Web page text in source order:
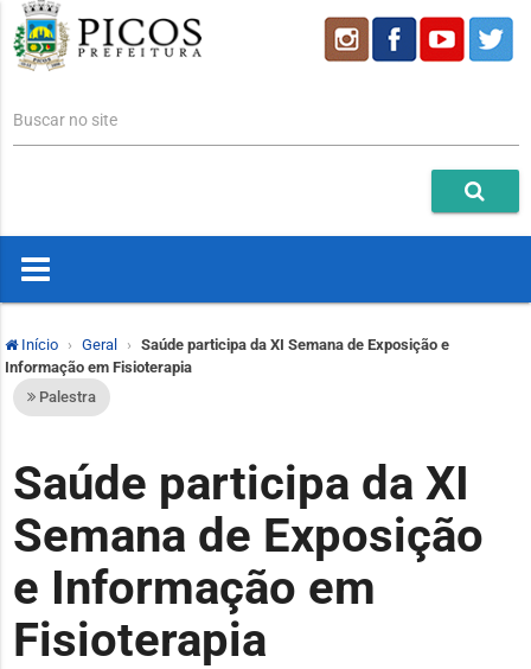
Buscar no site
Início Geral
Saúde participa da XI Semana de Exposição e
Informação em Fisioterapia
Palestra
Saúde participa da XI
Semana de Exposição
e Informação em
Fisioterapia